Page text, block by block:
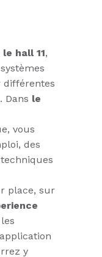
hall 11,
différentes
Dans le
vous
des
place, sur
y